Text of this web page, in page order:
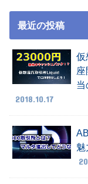
最近の投稿
仮
当
2018.10.17
魅